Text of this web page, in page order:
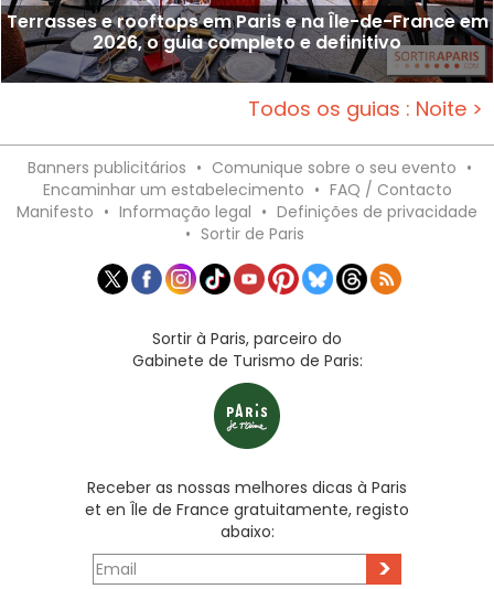
Terrasses e rooftops em Paris e na Île-de-France em
2026, o guia completo e definitivo
Todos os guias : Noite >
Banners publicitários • Comunique sobre o seu evento •
Encaminhar um estabelecimento • FAQ / Contacto
Manifesto • Informação legal • Definições de privacidade
• Sortir de Paris
Sortir à Paris, parceiro do
Gabinete de Turismo de Paris:
Receber as nossas melhores dicas à Paris
et en Île de France gratuitamente, registo
abaixo:
>